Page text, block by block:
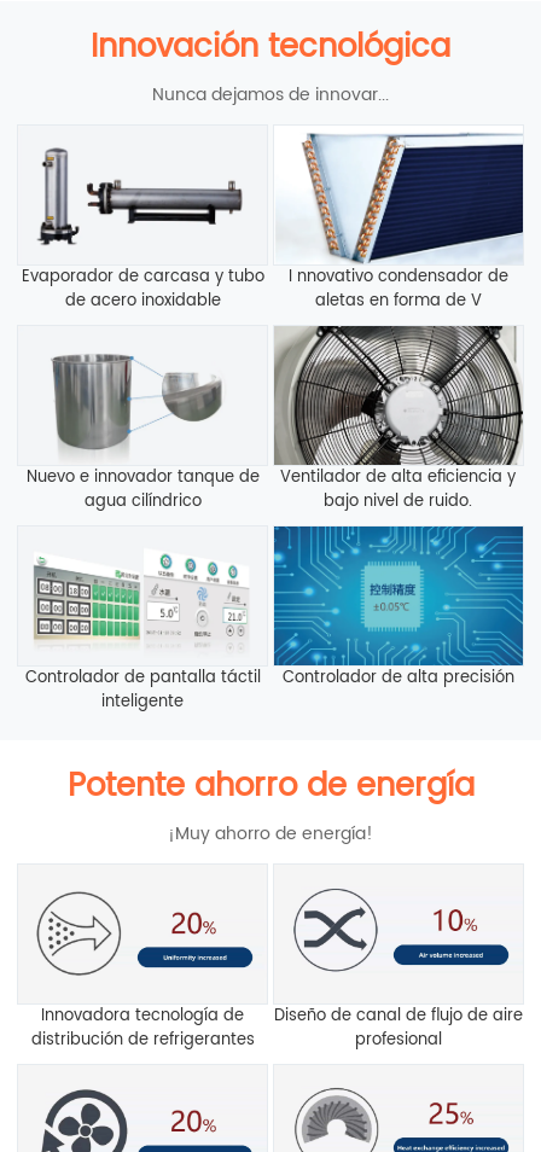
Innovación tecnológica
Nunca dejamos de innovar...
Evaporador de carcasa y tubo
de acero inoxidable
I nnovativo condensador de
aletas en forma de V
Nuevo e innovador tanque de
agua cilíndrico
Ventilador de alta eficiencia y
bajo nivel de ruido.
Controlador de pantalla táctil
inteligente
Controlador de alta precisión
Potente ahorro de energía
¡Muy ahorro de energía!
Innovadora tecnología de
distribución de refrigerantes
Diseño de canal de flujo de aire
profesional